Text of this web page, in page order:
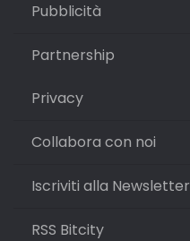
Pubblicità
Partnership
Privacy
Collabora con noi
Iscriviti alla Newsletter
RSS Bitcity